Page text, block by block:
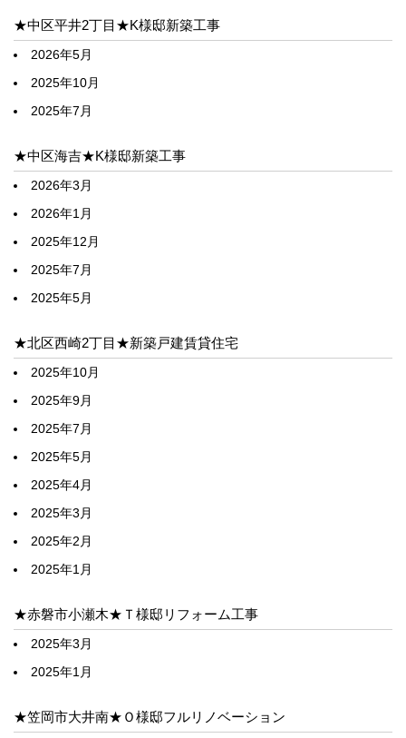
★中区平井2丁目★K様邸新築工事
2026年5月
2025年10月
2025年7月
★中区海吉★K様邸新築工事
2026年3月
2026年1月
2025年12月
2025年7月
2025年5月
★北区西崎2丁目★新築戸建賃貸住宅
2025年10月
2025年9月
2025年7月
2025年5月
2025年4月
2025年3月
2025年2月
2025年1月
★赤磐市小瀬木★Ｔ様邸リフォーム工事
2025年3月
2025年1月
★笠岡市大井南★Ｏ様邸フルリノベーション